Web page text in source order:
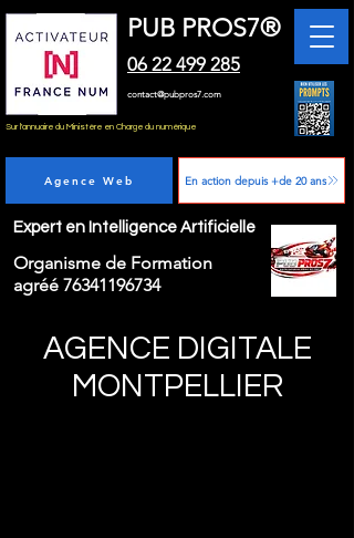
PUB PROS7®
06 22 499 285
contact@pubpros7.com
Sur l'annuaire du Ministère en Charge du numérique
Agence Web En action depuis +de 20 ans
Expert en Intelligence Artificielle
Organisme de Formation
agréé 76341196734
AGENCE DIGITALE
MONTPELLIER